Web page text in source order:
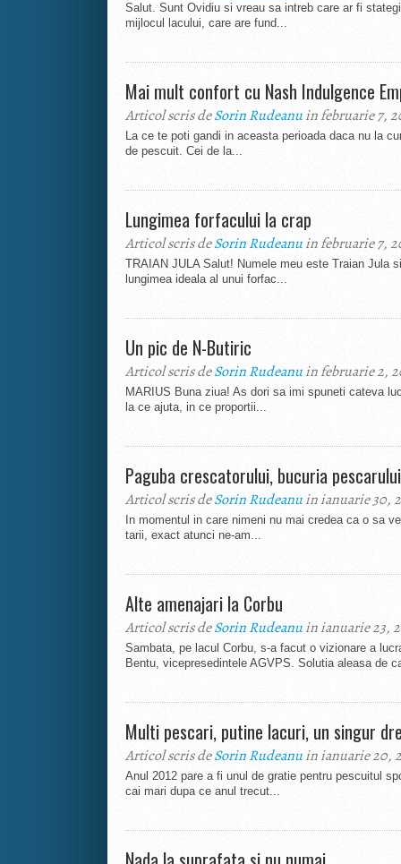
Salut. Sunt Ovidiu si vreau sa intreb care ar fi
mijlocul lacului, care are fund...
Mai mult confort cu Nash Indulgence
Articol scris deSorin Rudeanuin februarie 7,
La ce te poti gandi in aceasta perioada daca nu la
de pescuit. Cei de la...
Lungimea forfacului la crap
Articol scris deSorin Rudeanuin februarie 7,
TRAIAN JULA Salut! Numele meu este Traian Jula
lungimea ideala al unui forfac...
Un pic de N-Butiric
Articol scris deSorin Rudeanuin februarie 2,
MARIUS Buna ziua! As dori sa imi spuneti cateva
la ce ajuta, in ce proportii...
Paguba crescatorului, bucuria pescarului
Articol scris deSorin Rudeanuin ianuarie 30,
In momentul in care nimeni nu mai credea ca o sa
tarii, exact atunci ne-am...
Alte amenajari la Corbu
Articol scris deSorin Rudeanuin ianuarie 23,
Sambata, pe lacul Corbu, s-a facut o vizionare a
Bentu, vicepresedintele AGVPS. Solutia aleasa de
Multi pescari, putine lacuri, un singur
Articol scris deSorin Rudeanuin ianuarie 20,
Anul 2012 pare a fi unul de gratie pentru pescuitul
cai mari dupa ce anul trecut...